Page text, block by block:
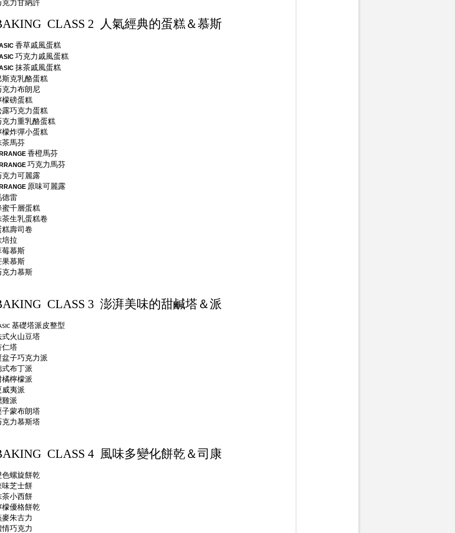
克力甘納許
CLASS 2 人氣經典的蛋糕＆慕斯
香草戚風蛋糕
巧克力戚風蛋糕
抹茶戚風蛋糕
斯克乳酪蛋糕
克力布朗尼
檬磅蛋糕
露巧克力蛋糕
克力重乳酪蛋糕
檬炸彈小蛋糕
茶馬芬
香橙馬芬
巧克力馬芬
克力可麗露
原味可麗露
德雷
蜜千層蛋糕
茶生乳蛋糕卷
糕壽司卷
培拉
莓慕斯
果慕斯
克力慕斯
CLASS 3 澎湃美味的甜鹹塔＆派
基礎塔派皮整型
式火山豆塔
仁塔
盆子巧克力派
式布丁派
橘檸檬派
威夷派
雞派
子蒙布朗塔
克力慕斯塔
CLASS 4 風味多變化餅乾＆司康
色螺旋餅乾
味芝士餅
茶小西餅
檬優格餅乾
麥朱古力
情巧克力